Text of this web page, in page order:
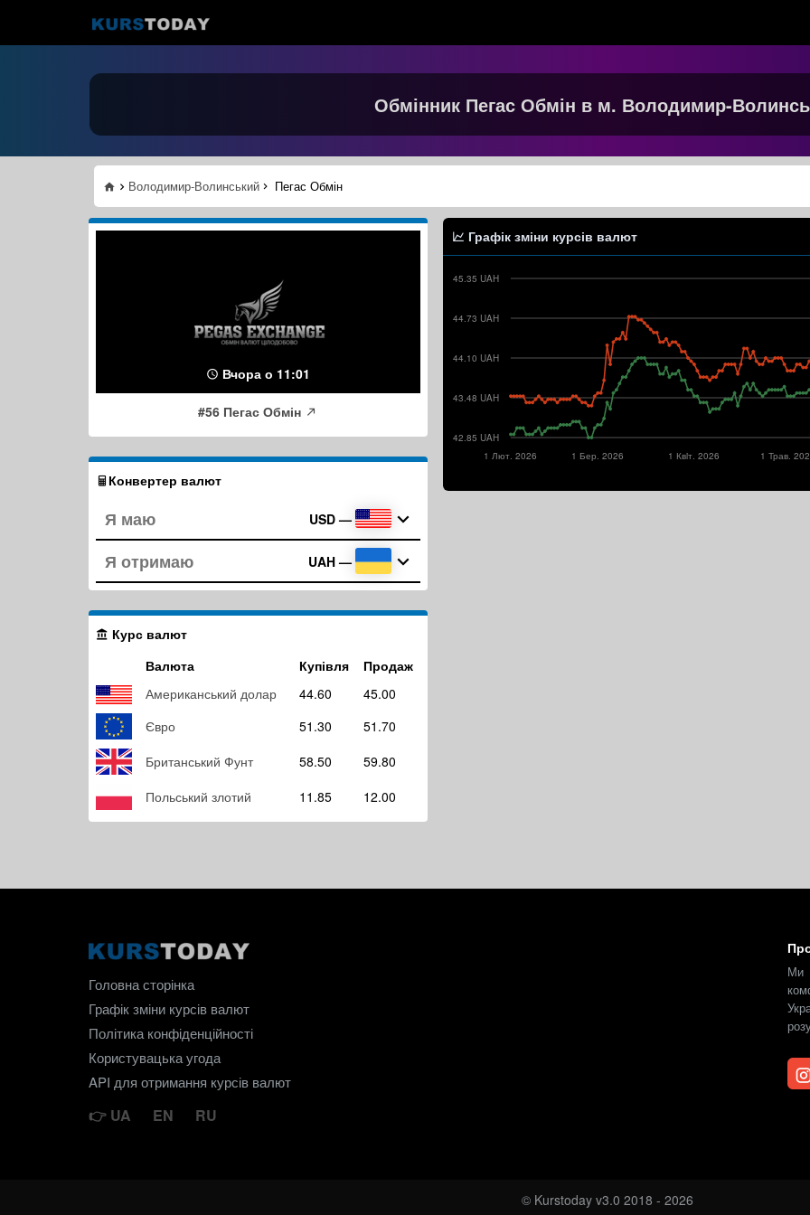
Обмінник Пегас Обмін в м. Володимир-
Володимир-Волинський Пегас Обмін
Вчора о 11:01
#56 Пегас Обмін
Конвертер валют
USD —
UAH —
Курс валют
Валюта
Купівля
Продаж
Американський долар
44.60
45.00
Євро
51.30
51.70
Британський Фунт
58.50
59.80
Польський злотий
11.85 12.00
Графік зміни курсів валют
42.85 UAH
43.48 UAH
44.10 UAH
44.73 UAH
45.35 UAH
1 Трав.
1 Квiт. 2026
1 Бер. 2026
1 Лют. 2026
Головна сторінка
Графік зміни курсів валют
Політика конфіденційності
Користувацька угода
API для отримання курсів валют
UA EN RU
Ми
© Kurstoday v3.0 2018 - 2026